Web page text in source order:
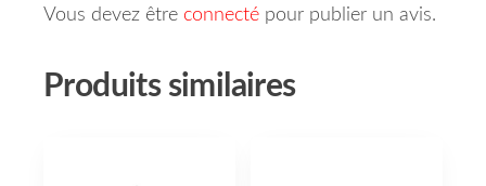
Vous devez être connecté pour publier un avis.
Produits similaires